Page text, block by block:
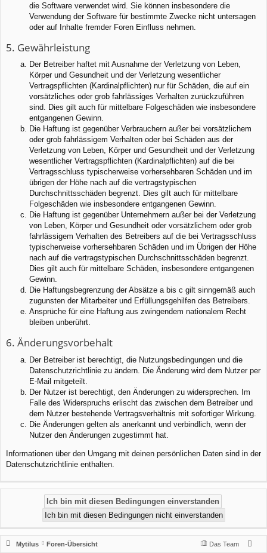
die Software verwendet wird. Sie können insbesondere die
Verwendung der Software für bestimmte Zwecke nicht untersagen
oder auf Inhalte fremder Foren Einfluss nehmen.
5. Gewährleistung
Der Betreiber haftet mit Ausnahme der Verletzung von Leben,
Körper und Gesundheit und der Verletzung wesentlicher
Vertragspflichten (Kardinalpflichten) nur für Schäden, die auf ein
vorsätzliches oder grob fahrlässiges Verhalten zurückzuführen
sind. Dies gilt auch für mittelbare Folgeschäden wie insbesondere
entgangenen Gewinn.
Die Haftung ist gegenüber Verbrauchern außer bei vorsätzlichem
oder grob fahrlässigem Verhalten oder bei Schäden aus der
Verletzung von Leben, Körper und Gesundheit und der Verletzung
wesentlicher Vertragspflichten (Kardinalpflichten) auf die bei
Vertragsschluss typischerweise vorhersehbaren Schäden und im
übrigen der Höhe nach auf die vertragstypischen
Durchschnittsschäden begrenzt. Dies gilt auch für mittelbare
Folgeschäden wie insbesondere entgangenen Gewinn.
Die Haftung ist gegenüber Unternehmern außer bei der Verletzung
von Leben, Körper und Gesundheit oder vorsätzlichem oder grob
fahrlässigem Verhalten des Betreibers auf die bei Vertragsschluss
typischerweise vorhersehbaren Schäden und im Übrigen der Höhe
nach auf die vertragstypischen Durchschnittsschäden begrenzt.
Dies gilt auch für mittelbare Schäden, insbesondere entgangenen
Gewinn.
Die Haftungsbegrenzung der Absätze a bis c gilt sinngemäß auch
zugunsten der Mitarbeiter und Erfüllungsgehilfen des Betreibers.
Ansprüche für eine Haftung aus zwingendem nationalem Recht
bleiben unberührt.
6. Änderungsvorbehalt
Der Betreiber ist berechtigt, die Nutzungsbedingungen und die
Datenschutzrichtlinie zu ändern. Die Änderung wird dem Nutzer per
E-Mail mitgeteilt.
Der Nutzer ist berechtigt, den Änderungen zu widersprechen. Im
Falle des Widerspruchs erlischt das zwischen dem Betreiber und
dem Nutzer bestehende Vertragsverhältnis mit sofortiger Wirkung.
Die Änderungen gelten als anerkannt und verbindlich, wenn der
Nutzer den Änderungen zugestimmt hat.
Informationen über den Umgang mit deinen persönlichen Daten sind in der
Datenschutzrichtlinie enthalten.
Mytilus Foren-Übersicht Das Team